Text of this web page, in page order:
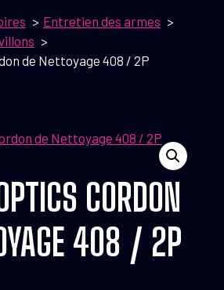
Entretien des armes
de Nettoyage 408 / 2P
CORDON
408 / 2P